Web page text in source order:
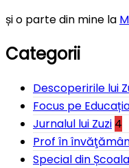
și o parte din mine la
Categorii
Descoperirile lui
Focus pe
Jurnalul lui Zuzi 4
Prof în
Special din